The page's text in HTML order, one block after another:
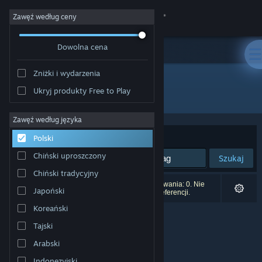
Zaloguj się
Społeczność
Informacje
Wsparcie
Zmień język
Pobierz aplikację mobilną Steam
Wersja przeglądarkowa
Zawęź według ceny
Dowolna cena
Zniżki i wydarzenia
Ukryj produkty Free to Play
Zawęź według języka
Polski
Chiński uproszczony
Chiński tradycyjny
Japoński
Koreański
Tajski
Arabski
Producent: NatsumeAtari
Sortuj według:
Szukaj
Liczba wyników pasujących do twojego wyszukiwania: 0. Nie
uwzględniono 4 tytułów na podstawie twoich preferencji.